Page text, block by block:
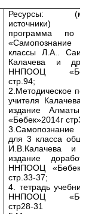
Ресурсы:
источники)
программа по
«Самопознание
классы Л.А..
Калачева и др.
ННПООЦ
стр.94;
2.Методическое
учителя Калачева
издание Алматы
«Бөбек»2014г стр37-
3.Самопознание
для 3 класса
И.В.Калачева и
издание доработ.
ННПООЦ
стр.33-37;
4. тетрадь учебника
ННПООЦ
стр28-31